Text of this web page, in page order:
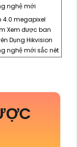
nghệ mới
4.0 megapixel
Xem được ban
Dụng Hikvision
nghệ mới sắc nét